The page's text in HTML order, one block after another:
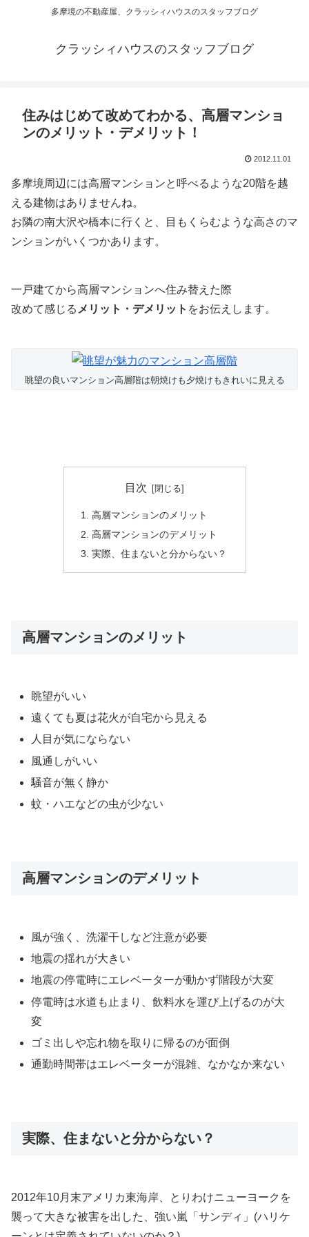
多摩境の不動産屋、クラッシィハウスのスタッフブログ
クラッシィハウスのスタッフブログ
住みはじめて改めてわかる、高層マンショ
ンのメリット・デメリット！
2012.11.01
多摩境周辺には高層マンションと呼べるような20階を越
える建物はありませんね。
お隣の南大沢や橋本に行くと、目もくらむような高さのマ
ンションがいくつかあります。
一戸建てから高層マンションへ住み替えた際
改めて感じる メリット・デメリット をお伝えします。
眺望の良いマンション高層階は朝焼けも夕焼けもきれいに見える
目次
高層マンションのメリット
高層マンションのデメリット
実際、住まないと分からない？
高層マンションのメリット
眺望がいい
遠くても夏は花火が自宅から見える
人目が気にならない
風通しがいい
騒音が無く静か
蚊・ハエなどの虫が少ない
高層マンションのデメリット
風が強く、洗濯干しなど注意が必要
地震の揺れが大きい
地震の停電時にエレベーターが動かず階段が大変
停電時は水道も止まり、飲料水を運び上げるのが大
変
ゴミ出しや忘れ物を取りに帰るのが面倒
通勤時間帯はエレベーターが混雑、なかなか来ない
実際、住まないと分からない？
2012年10月末アメリカ東海岸、とりわけニューヨークを
襲って大きな被害を出した、強い嵐「サンディ」(ハリケ